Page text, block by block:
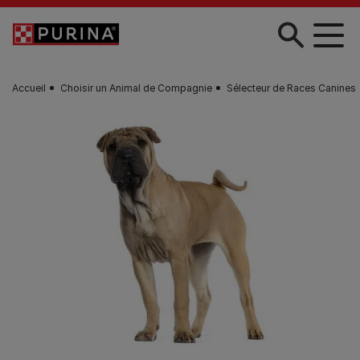
Skip to main content
Accueil Choisir un Animal de Compagnie Sélecteur de Races Canines